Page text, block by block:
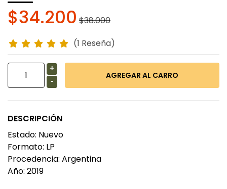
$34.200 $38.000
(1 Reseña)
+
-
DESCRIPCIÓN
Estado: Nuevo
Formato: LP
Procedencia: Argentina
Año: 2019